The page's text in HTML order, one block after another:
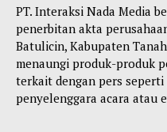
PT. Interaksi Nada Media
penerbitan akta
Batulicin, Kabupaten
menaungi produk-produk
terkait dengan pers
penyelenggara acara atau